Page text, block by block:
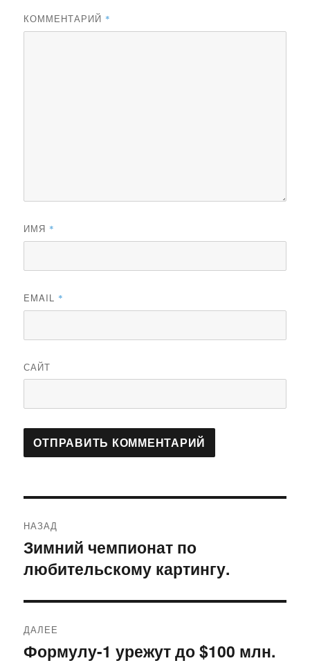
КОММЕНТАРИЙ *
ИМЯ *
EMAIL *
САЙТ
по
записям
НАЗАД
Предыдущая
запись:
Зимний чемпионат по
любительскому картингу.
ДАЛЕЕ
Следующая
Формулу-1 урежут до $100 млн.